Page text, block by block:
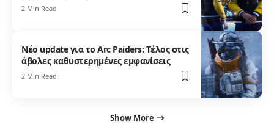
2 Min Read
Νέο update για το Αrc Ρaiders: Tέλος στις
άβολες καθυστερημένες εμφανίσεις
2 Min Read
Show More